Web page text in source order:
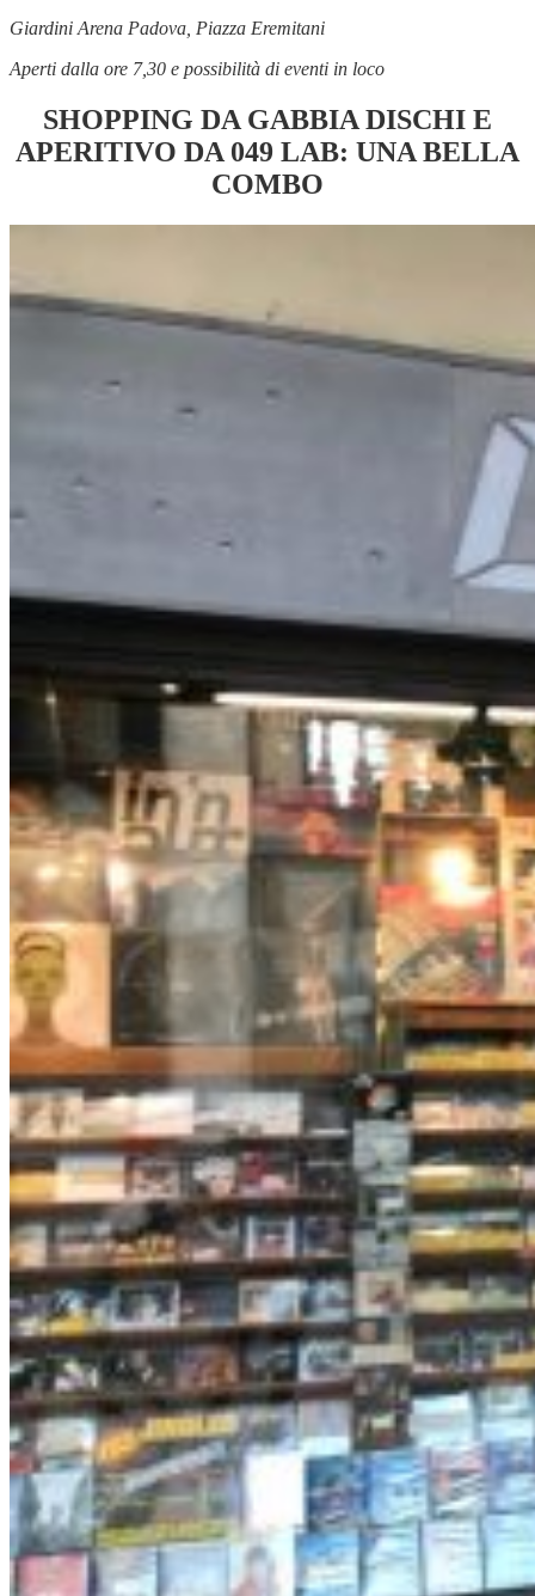
Giardini Arena Padova, Piazza Eremitani
Aperti dalla ore 7,30 e possibilità di eventi in loco
SHOPPING DA GABBIA DISCHI E
APERITIVO DA 049 LAB: UNA BELLA
COMBO